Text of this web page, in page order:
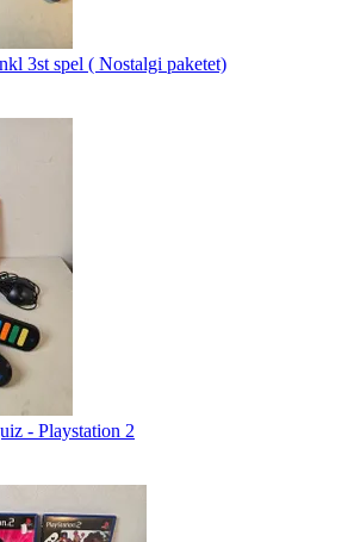
3st spel ( Nostalgi paketet)
- Playstation 2